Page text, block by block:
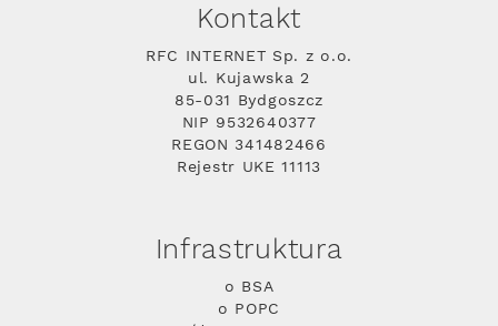
Kontakt
RFC INTERNET Sp. z o.o.
ul. Kujawska 2
85-031 Bydgoszcz
NIP 9532640377
REGON 341482466
Rejestr UKE 11113
Infrastruktura
o BSA
o POPC